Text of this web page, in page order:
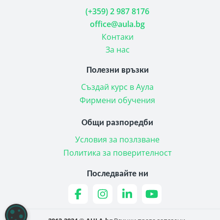
(+359) 2 987 8176
office@aula.bg
Контаки
За нас
Полезни връзки
Създай курс в Аула
Фирмени обучения
Общи разпоредби
Условия за позлзване
Политика за поверителност
Последвайте ни
НАСТРОЙКИ НА БИСКВИТКИТЕ